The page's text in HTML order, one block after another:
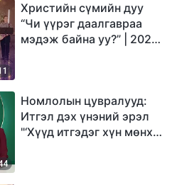
Христийн сүмийн дуу
“Чи үүрэг даалгавраа
мэдэж байна уу?” | 2026
Номлолын цувралууд:
Итгэл дэх үнэний эрэл
"‘Хүүд итгэдэг хүн мөнх